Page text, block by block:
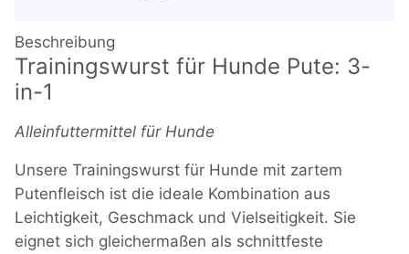
Beschreibung
Trainingswurst für Hunde Pute: 3-
in-1
Alleinfuttermittel für Hunde
Unsere Trainingswurst für Hunde mit zartem
Putenfleisch ist die ideale Kombination aus
Leichtigkeit, Geschmack und Vielseitigkeit. Sie
eignet sich gleichermaßen als schnittfeste